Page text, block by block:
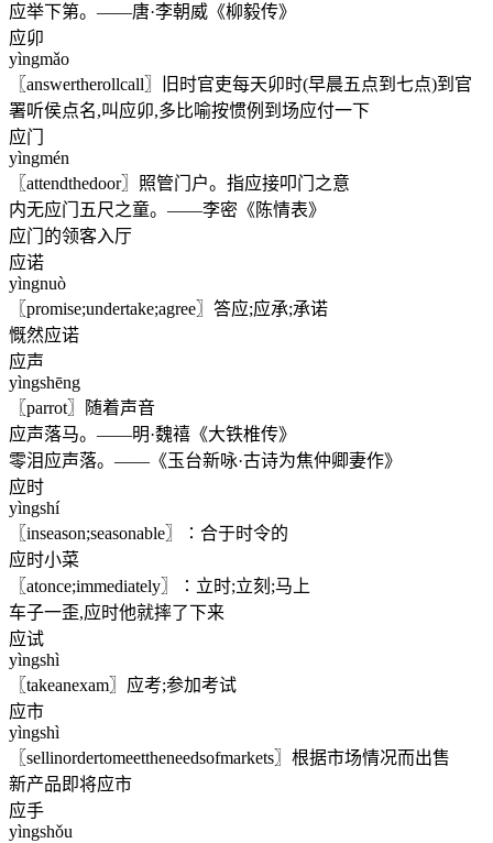
应举下第。——唐·李朝威《柳毅传》
应卯
yìngmǎo
〖answertherollcall〗旧时官吏每天卯时(早晨五点到七点)到官
署听侯点名,叫应卯,多比喻按惯例到场应付一下
应门
yìngmén
〖attendthedoor〗照管门户。指应接叩门之意
内无应门五尺之童。——李密《陈情表》
应门的领客入厅
应诺
yìngnuò
〖promise;undertake;agree〗答应;应承;承诺
慨然应诺
应声
yìngshēng
〖parrot〗随着声音
应声落马。——明·魏禧《大铁椎传》
零泪应声落。——《玉台新咏·古诗为焦仲卿妻作》
应时
yìngshí
〖inseason;seasonable〗∶合于时令的
应时小菜
〖atonce;immediately〗∶立时;立刻;马上
车子一歪,应时他就摔了下来
应试
yìngshì
〖takeanexam〗应考;参加考试
应市
yìngshì
〖sellinordertomeettheneedsofmarkets〗根据市场情况而出售
新产品即将应市
应手
yìngshǒu